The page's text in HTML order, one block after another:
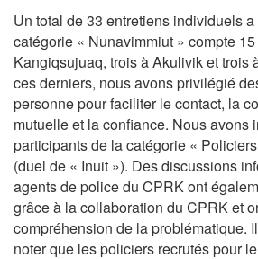
Un total de 33 entretiens individuels
catégorie « Nunavimmiut » compte
Kangiqsujuaq, trois à Akulivik et trois
ces derniers, nous avons privilégié
personne pour faciliter le contact, la
mutuelle et la confiance. Nous avons
participants de la catégorie «
(duel de « Inuit »). Des discussions
agents de police du CPRK ont
grâce à la collaboration du CPRK et
compréhension de la problématique.
noter que les policiers recrutés pour